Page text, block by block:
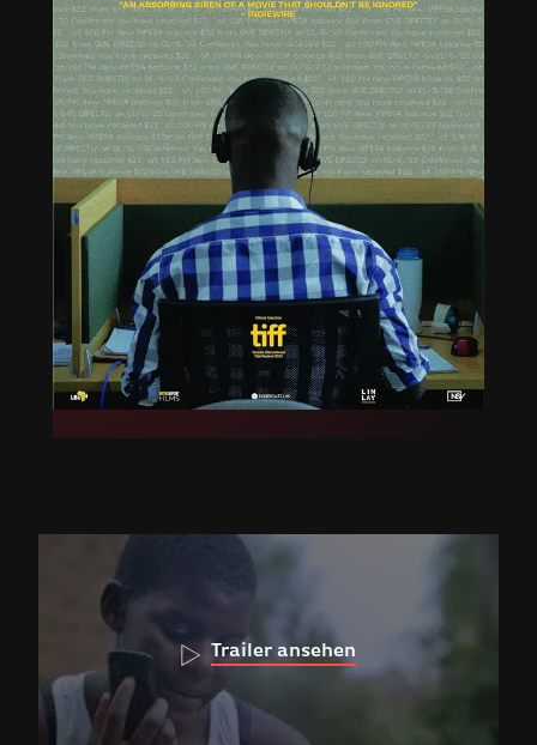
Trailer ansehen